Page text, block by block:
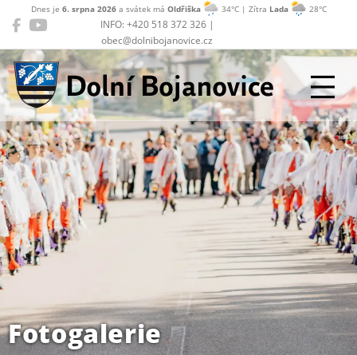
INFO: +420 518 372 326 |
obec@dolnibojanovice.cz
Dnes je 6. srpna 2026a svátek má Oldřiška 34°C | Zítra Lada 28°C
Dolní Bojanovice
Fotogalerie